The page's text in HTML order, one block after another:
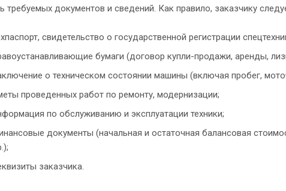
требуемых документов и сведений. Как правило, заказчику
свидетельство о государственной регистрации
бумаги (договор купли-продажи, аренды,
о техническом состоянии машины (включая пробег,
проведенных работ по ремонту, модернизации;
по обслуживанию и эксплуатации техники;
документы (начальная и остаточная балансовая
заказчика.